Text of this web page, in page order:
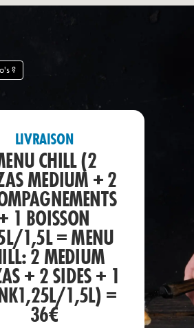
Changer de Domino's ?
LIVRAISON
CHILL (2
MEDIUM + 2
1 BOISSON
1,5L = MENU
2 MEDIUM
+ 2 SIDES + 1
1,5L) =
36€